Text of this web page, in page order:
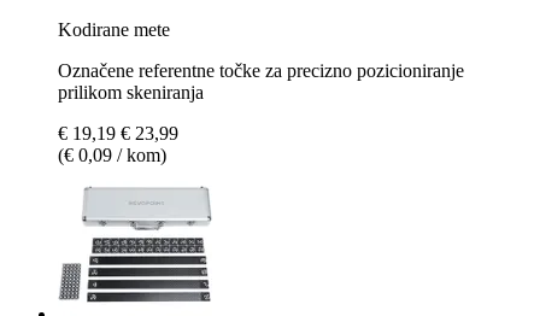
Kodirane mete
Označene referentne točke za precizno pozicioniranje
prilikom skeniranja
€ 19,19 € 23,99
(€ 0,09 / kom)